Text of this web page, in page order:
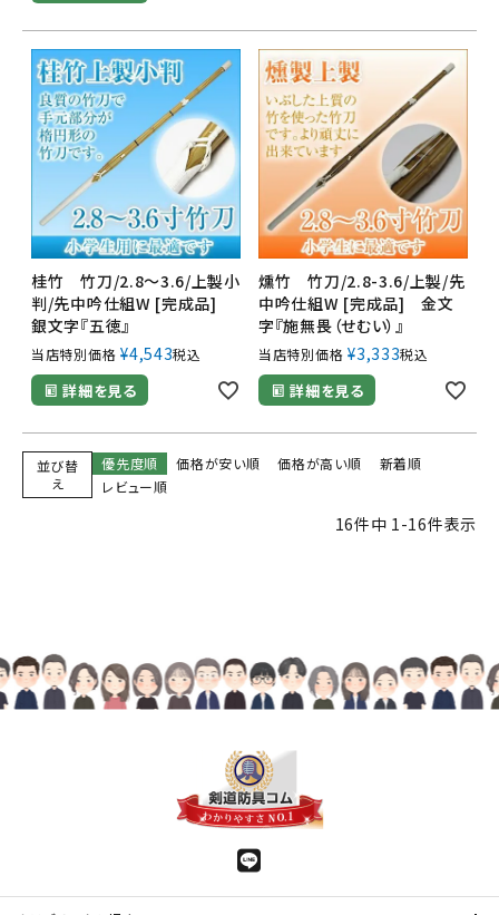
桂竹 竹刀/2.8～3.6/上製小
判/先中吟仕組W [完成品]
銀文字『五徳』
当店特別価格 ¥4,543税込
詳細を見る
燻竹 竹刀/2.8-3.6/上製/先
中吟仕組W [完成品] 金文
字『施無畏（せむい）』
当店特別価格 ¥3,333税込
詳細を見る
並び替
え
優先度順 価格が安い順 価格が高い順
新着順
レビュー順
16件中 1-16件表示